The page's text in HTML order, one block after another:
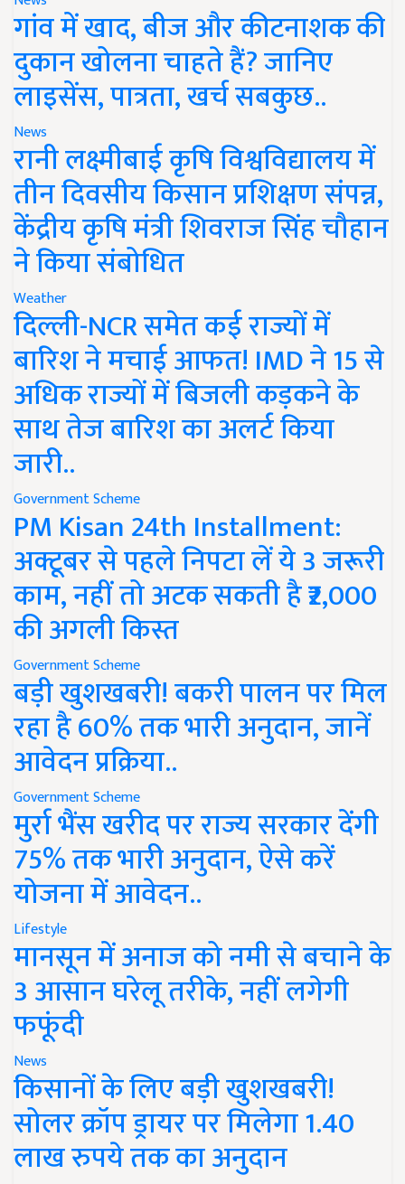
गांव में खाद, बीज और कीटनाशक की
दुकान खोलना चाहते हैं? जानिए
लाइसेंस, पात्रता, खर्च सबकुछ..
News
रानी लक्ष्मीबाई कृषि विश्वविद्यालय में
तीन दिवसीय किसान प्रशिक्षण संपन्न,
केंद्रीय कृषि मंत्री शिवराज सिंह चौहान
ने किया संबोधित
Weather
दिल्ली-NCR समेत कई राज्यों में
बारिश ने मचाई आफत! IMD ने 15 से
अधिक राज्यों में बिजली कड़कने के
साथ तेज बारिश का अलर्ट किया
जारी..
Government Scheme
PM Kisan 24th Installment:
अक्टूबर से पहले निपटा लें ये 3 जरूरी
काम, नहीं तो अटक सकती है ₹2,000
की अगली किस्त
Government Scheme
बड़ी खुशखबरी! बकरी पालन पर मिल
रहा है 60% तक भारी अनुदान, जानें
आवेदन प्रक्रिया..
Government Scheme
मुर्रा भैंस खरीद पर राज्य सरकार देंगी
75% तक भारी अनुदान, ऐसे करें
योजना में आवेदन..
Lifestyle
मानसून में अनाज को नमी से बचाने के
3 आसान घरेलू तरीके, नहीं लगेगी
फफूंदी
News
किसानों के लिए बड़ी खुशखबरी!
सोलर क्रॉप ड्रायर पर मिलेगा 1.40
लाख रुपये तक का अनुदान